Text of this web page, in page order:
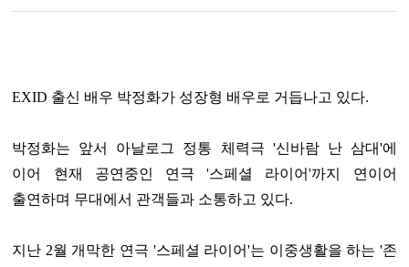
EXID 출신 배우 박정화가 성장형 배우로 거듭나고 있다.
박정화는 앞서 아날로그 정통 체력극 '신바람 난 삼대'에
이어 현재 공연중인 연극 '스페셜 라이어'까지 연이어
출연하며 무대에서 관객들과 소통하고 있다.
지난 2월 개막한 연극 '스페셜 라이어'는 이중생활을 하는 '존